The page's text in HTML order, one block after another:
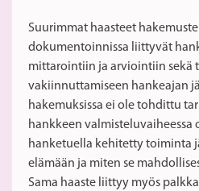
Suurimmat haasteet
dokumentoinnissa liittyvät
mittarointiin ja arviointiin sekä
vakiinnuttamiseen hankeajan
hakemuksissa ei ole tohdittu
hankkeen
hanketuella kehitetty toiminta
elämään ja miten se
Sama haaste liittyy myös